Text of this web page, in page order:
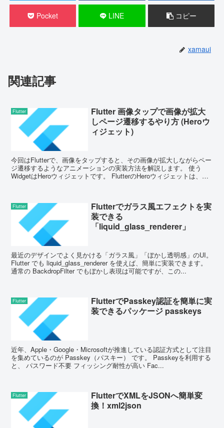
Pocket LINE コピー
xamaui
関連記事
Flutter
Flutter 画像タップで画像が拡大
しページ遷移するやり方 (Heroウ
ィジェット)
今回はFlutterで、画像をタップすると、その画像が拡大しながらペー
ジ遷移するようなアニメーションの実装方法を解説します。 使う
WidgetはHeroウィジェットです。 FlutterのHeroウィジェットは、画
Flutter
Flutterでガラス風エフェクトを実
装できる
「liquid_glass_renderer」
最近のデザインでよく見かける「ガラス風」「ぼかし透明感」のUI。
Flutter でも liquid_glass_renderer を使えば、簡単に実装できます。
通常の BackdropFilter でもぼかし表現は可能ですが、この...
Flutter
FlutterでPasskey認証を簡単に実
装できるパッケージ passkeys
近年、Apple・Google・Microsoftが推進している認証方式として注目
を集めているのが Passkey（パスキー） です。 Passkeyを利用する
と、 パスワード不要 フィッシング耐性が高い Fac...
Flutter
FlutterでXMLをJSONへ簡単変
換！xml2json